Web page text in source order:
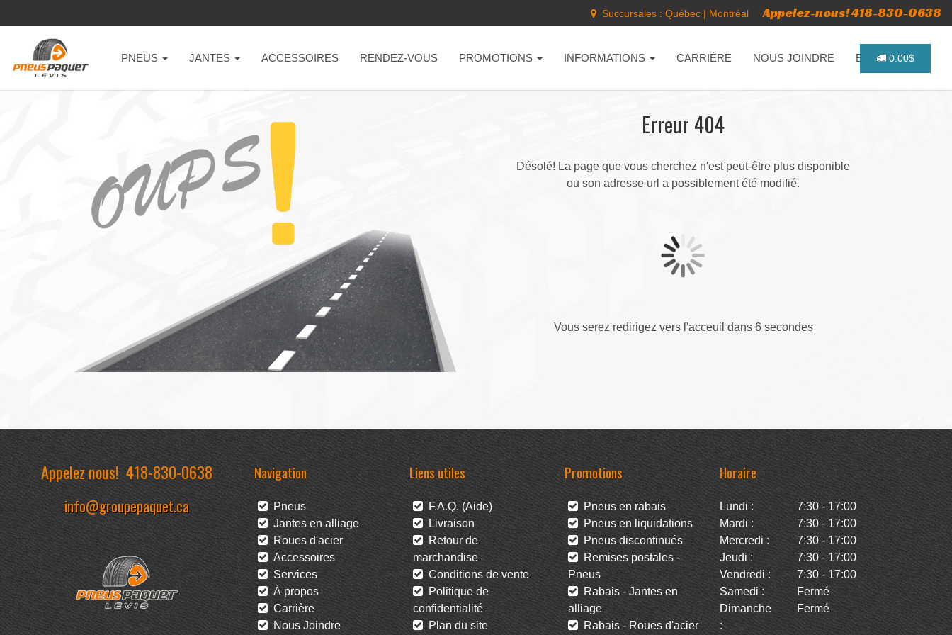
Succursales : Québec | Montréal Appelez-nous! 418-830-0638
PNEUS JANTES ACCESSOIRES RENDEZ-VOUS PROMOTIONS INFORMATIONS CARRIÈRE NOUS JOINDRE ENGLISH
0.00$
Erreur 404
Désolé! La page que vous cherchez n'est peut-être plus disponible
ou son adresse url a possiblement été modifié.
Vous serez redirigez vers l'acceuil dans 5 secondes
Appelez nous!418-830-0638
info@groupepaquet.ca
Navigation
Pneus
Jantes en alliage
Roues d'acier
Accessoires
Services
À propos
Carrière
Nous Joindre
Liens utiles
F.A.Q. (Aide)
Livraison
Retour de
marchandise
Conditions de vente
Politique de
confidentialité
Plan du site
Promotions
Pneus en rabais
Pneus en liquidations
Pneus discontinués
Remises postales -
Pneus
Rabais - Jantes en
alliage
Rabais - Roues d'acier
Horaire
Lundi :
7:30 - 17:00
Mardi :
7:30 - 17:00
Mercredi :
7:30 - 17:00
Jeudi :
7:30 - 17:00
Vendredi :
7:30 - 17:00
Samedi :
Fermé
Dimanche
:
Fermé